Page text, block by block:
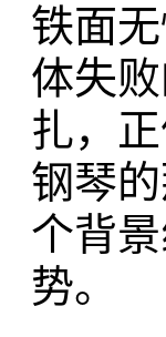
铁面
体失
扎，
钢琴
个背
势。